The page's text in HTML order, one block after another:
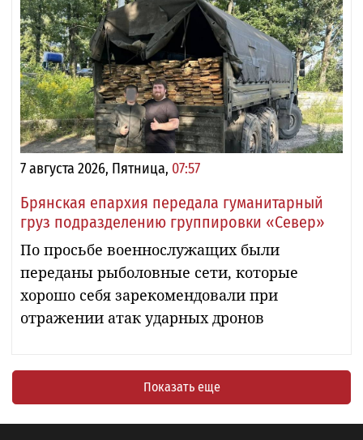
7 августа 2026, Пятница, 07:57
Брянская епархия передала гуманитарный
груз подразделению группировки «Север»
По просьбе военнослужащих были
переданы рыболовные сети, которые
хорошо себя зарекомендовали при
отражении атак ударных дронов
Показать еще